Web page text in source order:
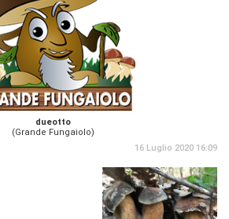
dueotto
(Grande Fungaiolo)
16 Luglio 2020 16:09